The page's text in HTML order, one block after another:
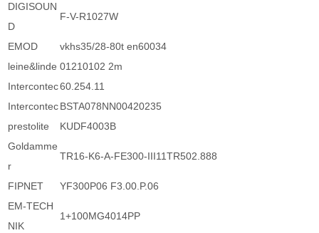
DIGISOUN
D
F-V-R1027W
EMOD
vkhs35/28-80t en60034
leine&linde 01210102 2m
Intercontec60.254.11
IntercontecBSTA078NN00420235
prestolite
KUDF4003B
Goldamme
r
TR16-K6-A-FE300-III11TR502.888
FIPNET
YF300P06 F3.00.P.06
EM-TECH
NIK
1+100MG4014PP